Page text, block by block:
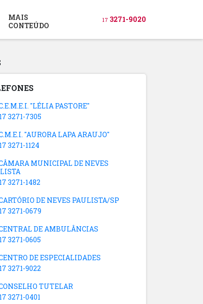
MAIS
CONTEÚDO
17 3271-9020
"LÉLIA PASTORE"
17 3271-7305
"AURORA LAPA ARAUJO"
17 3271-1124
MUNICIPAL DE NEVES
17 3271-1482
DE NEVES PAULISTA/SP
17 3271-0679
DE AMBULÂNCIAS
17 3271-0605
DE ESPECIALIDADES
17 3271-9022
TUTELAR
17 3271-0401